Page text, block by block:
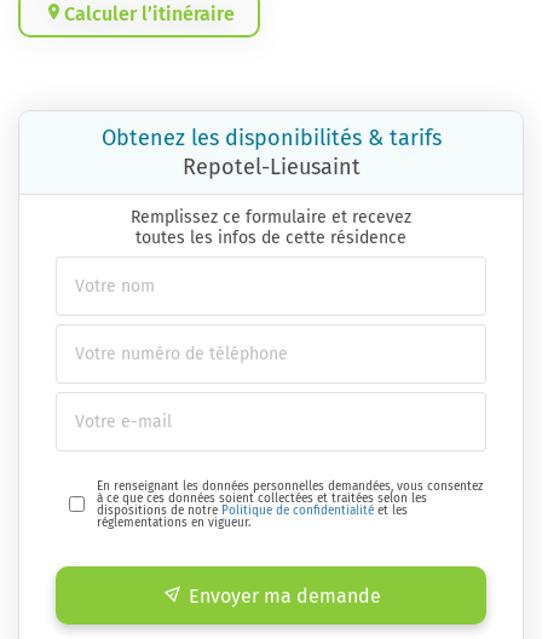
Calculer l’itinéraire
Obtenez les disponibilités & tarifs
Repotel-Lieusaint
Remplissez ce formulaire et recevez
toutes les infos de cette résidence
En renseignant les données personnelles demandées, vous consentez
à ce que ces données soient collectées et traitées selon les
dispositions de notre Politique de confidentialité et les
réglementations en vigueur.
Envoyer ma demande